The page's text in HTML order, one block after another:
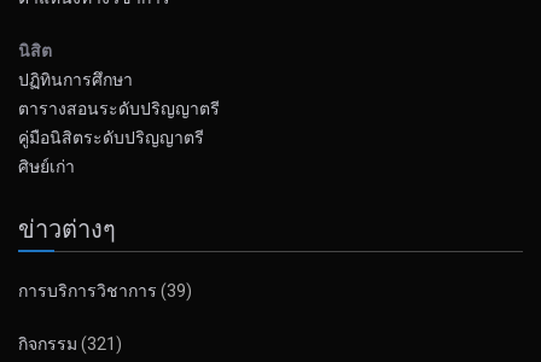
นิสิต
ปฏิทินการศึกษา
ตารางสอนระดับปริญญาตรี
คู่มือนิสิตระดับปริญญาตรี
ศิษย์เก่า
ข่าวต่างๆ
การบริการวิชาการ (39)
กิจกรรม (321)